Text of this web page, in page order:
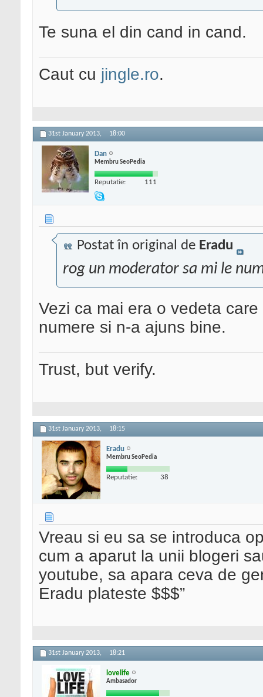
Te suna el din cand in cand.
Caut cu jingle.ro.
31st January 2013, 18:00
Dan
Membru SeoPedia
Reputatie: 111
Postat în original de Eradu
rog un moderator sa mi le
Vezi ca mai era o vedeta
numere si n-a ajuns bine.
Trust, but verify.
31st January 2013, 18:15
Eradu
Membru SeoPedia
Reputatie: 38
Vreau si eu sa se introduca
cum a aparut la unii blogeri
youtube, sa apara ceva de
Eradu plateste $$$”
31st January 2013, 18:21
lovelife
Ambasador